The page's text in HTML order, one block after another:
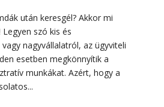
után keresgél? Akkor mi
szó kis és
nagyvállalatról, az ügyviteli
esetben megkönnyítik a
munkákat. Azért, hogy a